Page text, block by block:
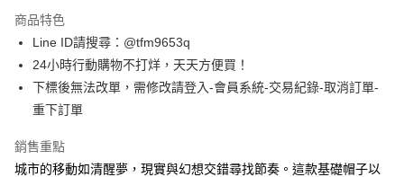
合作金庫商業銀行
華南商業銀行
上海商業儲蓄銀行
台北富邦商業銀行
國泰世華商業銀行
兆豐國際商業銀行
臺灣中小企業銀行
聯邦商業銀行
元大商業銀行
永豐商業銀行
超商取貨付款
LINE Pay
Apple Pay
悠遊付
商品特色
Line ID請搜尋：@tfm9653q
24小時行動購物不打烊，天天方便買！
下標後無法改單，需修改請登入-會員系統-交易紀錄-取消訂單-
重下訂單
銷售重點
城市的移動如清醒夢，現實與幻想交錯尋找節奏。這款基礎帽子以